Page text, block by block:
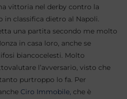
vittoria nel derby contro la
in classifica dietro al Napoli.
una partita secondo me molto
in casa loro, anche se
biancocelesti. Molto
l’avversario, visto che
purtroppo lo fa. Per
Ciro Immobile, che è